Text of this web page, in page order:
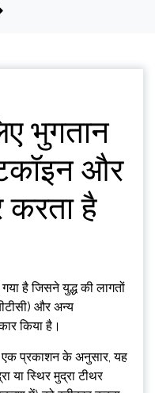
भुगतान
और
करता है
है जिसने युद्ध की लागतों
और अन्य
किया है।
एक प्रकाशन के अनुसार, यह
या स्थिर मुद्रा टीथर